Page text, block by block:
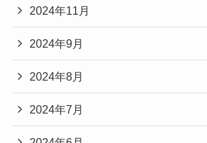
2024年11月
2024年9月
2024年8月
2024年7月